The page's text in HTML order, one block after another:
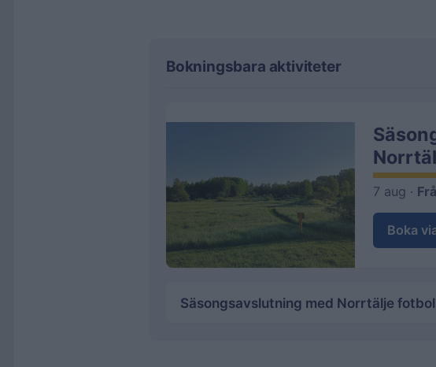
Bokningsbara aktiviteter
7 aug ·
Boka
Säsongsavslutning med Norrtälje